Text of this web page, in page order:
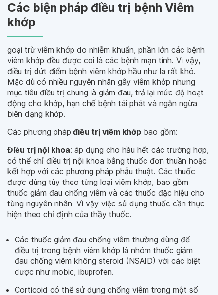
Các biện pháp điều trị bệnh Viêm
khớp
goại trừ viêm khớp do nhiễm khuẩn, phần lớn các bệnh
viêm khớp đều được coi là các bệnh mạn tính. Vì vậy,
điều trị dứt điểm bệnh viêm khớp hầu như là rất khó.
Mặc dù có nhiều nguyên nhân gây viêm khớp nhưng
mục tiêu điều trị chung là giảm đau, trả lại mức độ hoạt
động cho khớp, hạn chế bệnh tái phát và ngăn ngừa
biến dạng khớp.
Các phương pháp điều trị viêm khớp bao gồm:
Điều trị nội khoa: áp dụng cho hầu hết các trường hợp,
có thể chỉ điều trị nội khoa bằng thuốc đơn thuần hoặc
kết hợp với các phương pháp phẫu thuật. Các thuốc
được dùng tùy theo từng loại viêm khớp, bao gồm
thuốc giảm đau chống viêm và các thuốc đặc hiệu cho
từng nguyên nhân. Vì vậy việc sử dụng thuốc cần thực
hiện theo chỉ định của thầy thuốc.
Các thuốc giảm đau chống viêm thường dùng để
điều trị trong bệnh viêm khớp là nhóm thuốc giảm
đau chống viêm không steroid (NSAID) với các biệt
dược như mobic, ibuprofen.
Corticoid có thể sử dụng chống viêm trong một số